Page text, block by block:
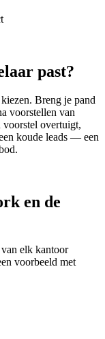
past?
Breng je pand
voorstellen van
voorstel overtuigt,
koude leads — een
en de
elk kantoor
voorbeeld met